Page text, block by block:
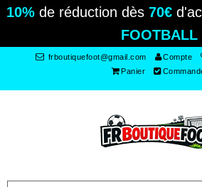
10%de réduction dès 70€
FOOTBALL
frboutiquefoot@gmail.com Compte
Panier